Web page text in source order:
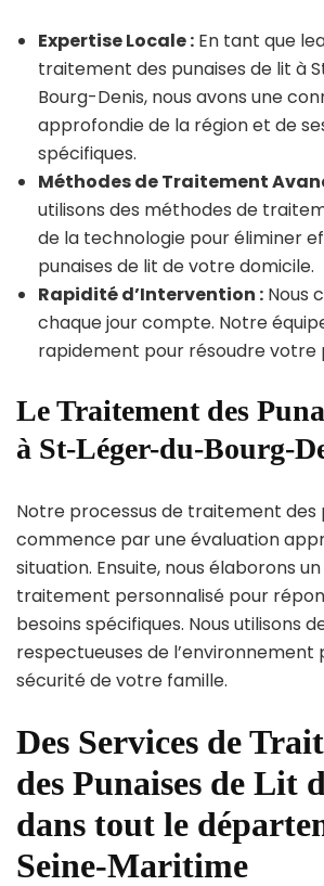
Expertise Locale : En tant que
traitement des punaises de lit à
Bourg-Denis, nous avons une
approfondie de la région et de
spécifiques.
Méthodes de Traitement
utilisons des méthodes de
de la technologie pour éliminer
punaises de lit de votre domicile.
Rapidité d’Intervention : Nous
chaque jour compte. Notre
rapidement pour résoudre votre
Le Traitement des
à St-Léger-du-Bourg-
Notre processus de traitement des
commence par une évaluation
situation. Ensuite, nous élaborons
traitement personnalisé pour
besoins spécifiques. Nous utilisons
respectueuses de
sécurité de votre famille.
Des Services de
des Punaises de Lit
dans tout le
Seine-Maritime